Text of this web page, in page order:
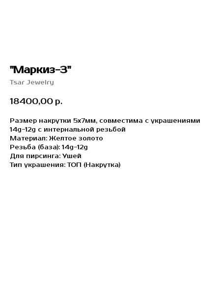
"Маркиз-3"
Tsar Jewelry
18400,00 р.
Размер накрутки 5x7мм, совместима с украшениями
14g-12g с интернальной резьбой
Материал: Желтое золото
Резьба (база): 14g-12g
Для пирсинга: Ушей
Тип украшения: ТОП (Накрутка)